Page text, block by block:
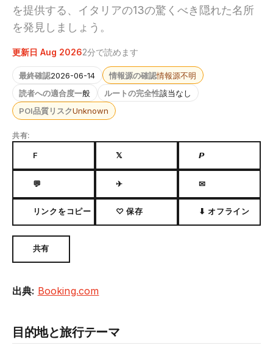
を提供する、イタリアの13の驚くべき隠れた名所
を発見しましょう。
更新日 Aug 20262分で読めます
最終確認2026-06-14 情報源の確認情報源不明
読者への適合度一般 ルートの完全性該当なし
POI品質リスクUnknown
共有:
F 𝕏 𝙋
💬 ✈ ✉
リンクをコピー ♡ 保存 ⬇ オフライン
共有
出典: Booking.com
目的地と旅行テーマ